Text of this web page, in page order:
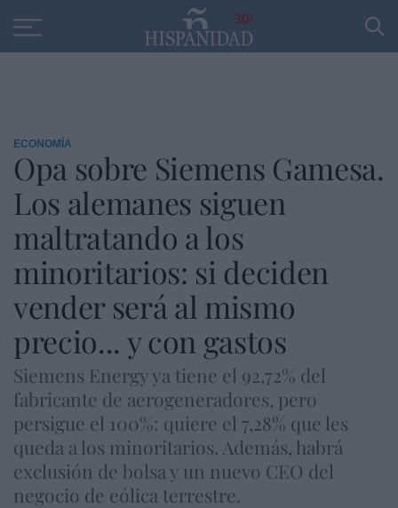
30
ECONOMÍA
Opa sobre Siemens Gamesa.
Los alemanes siguen
maltratando a los
minoritarios: si deciden
vender será al mismo
precio... y con gastos
Siemens Energy ya tiene el 92,72% del
fabricante de aerogeneradores, pero
persigue el 100%: quiere el 7,28% que les
queda a los minoritarios. Además, habrá
exclusión de bolsa y un nuevo CEO del
negocio de eólica terrestre.